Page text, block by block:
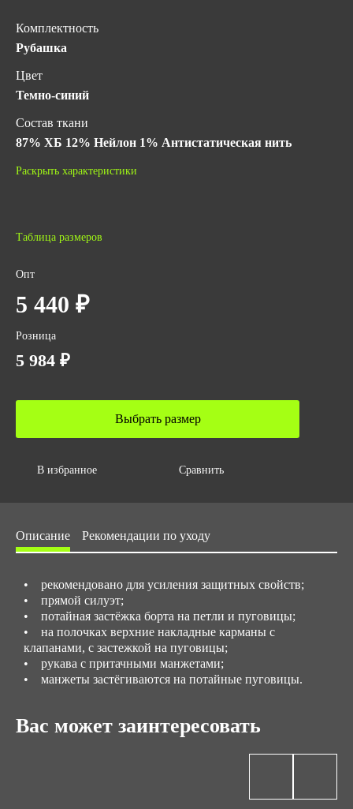
Комплектность
Рубашка
Цвет
Темно-синий
Состав ткани
87% ХБ 12% Нейлон 1% Антистатическая нить
Класс защиты
5 лет с даты изготовления (при соблюдении условий
ГОСТ
ГОСТ Р 12.4.234-2012
ТР ТС 019/2011
Количество в упаковке
10
Объем за ед,м3
Размер/ рост
с 44 до 62 c 170 до 188
Раскрыть характеристики
Таблица размеров
Опт
5 440 ₽
Розница
5 984 ₽
Выбрать размер
В избранное Сравнить
Описание Рекомендации по уходу
• рекомендовано для усиления защитных свойств;
• прямой силуэт;
• потайная застёжка борта на петли и пуговицы;
• на полочках верхние накладные карманы с
клапанами, с застежкой на пуговицы;
• рукава с притачными манжетами;
• манжеты застёгиваются на потайные пуговицы.
Вас может заинтересовать